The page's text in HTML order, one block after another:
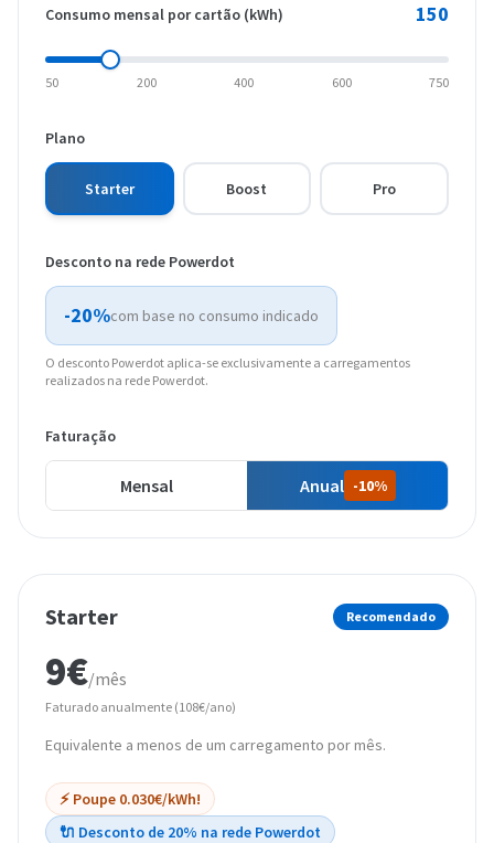
Consumo mensal por cartão (kWh) 150
50 200 400 600 750
Plano
Starter Boost Pro
Desconto na rede Powerdot
-20%com base no consumo indicado
O desconto Powerdot aplica-se exclusivamente a carregamentos
realizados na rede Powerdot.
Faturação
Mensal Anual -10%
Starter Recomendado
9€/mês
Faturado anualmente (108€/ano)
Equivalente a menos de um carregamento por mês.
⚡ Poupe 0.030€/kWh!
🔌 Desconto de 20% na rede Powerdot